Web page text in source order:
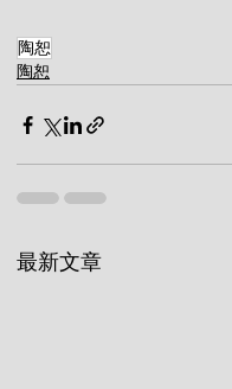
陶恕
陶恕
最新文章